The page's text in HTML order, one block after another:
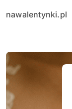
nawalentynki.pl